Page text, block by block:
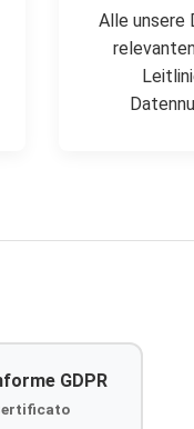
Alle unsere
GDPR